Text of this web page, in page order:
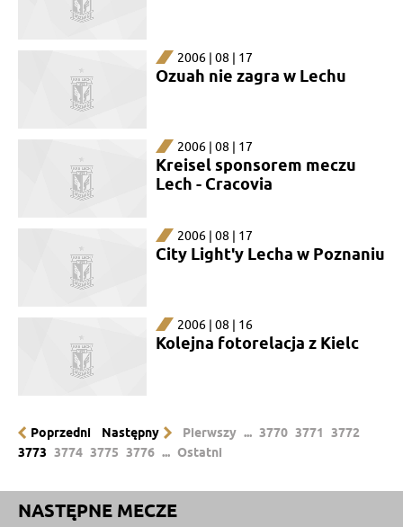
2006 | 08 | 17
Ozuah nie zagra w Lechu
2006 | 08 | 17
Kreisel sponsorem meczu
Lech - Cracovia
2006 | 08 | 17
City Light'y Lecha w Poznaniu
2006 | 08 | 16
Kolejna fotorelacja z Kielc
Poprzedni Następny Pierwszy ... 3770 3771
3772
3773 3774 3775 3776 ... Ostatni
NASTĘPNE MECZE